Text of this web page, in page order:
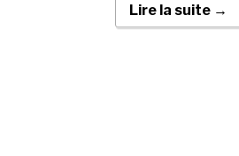
Lire la suite →